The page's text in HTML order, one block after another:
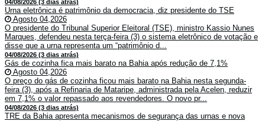
04/08/2026 (3 dias atrás)
Urna eletrônica é patrimônio da democracia, diz presidente do TSE
Agosto 04,2026
O presidente do Tribunal Superior Eleitoral (TSE), ministro Kassio Nunes
Marques, defendeu nesta terça-feira (3) o sistema eletrônico de votação e
disse que a urna representa um “patrimônio d...
04/08/2026 (3 dias atrás)
Gás de cozinha fica mais barato na Bahia após redução de 7,1%
Agosto 04,2026
O preço do gás de cozinha ficou mais barato na Bahia nesta segunda-
feira (3), após a Refinaria de Mataripe, administrada pela Acelen, reduzir
em 7,1% o valor repassado aos revendedores. O novo pr...
04/08/2026 (3 dias atrás)
TRE da Bahia apresenta mecanismos de segurança das urnas e nova